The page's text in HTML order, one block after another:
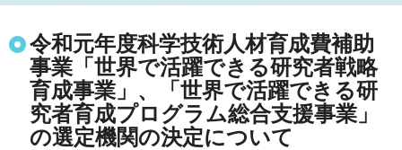
令和元年度科学技術人材育成費補助
事業「世界で活躍できる研究者戦略
育成事業」、「世界で活躍できる研
究者育成プログラム総合支援事業」
の選定機関の決定について